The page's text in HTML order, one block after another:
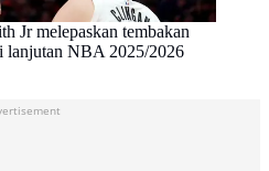
Jr melepaskan tembakan
lanjutan NBA 2025/2026